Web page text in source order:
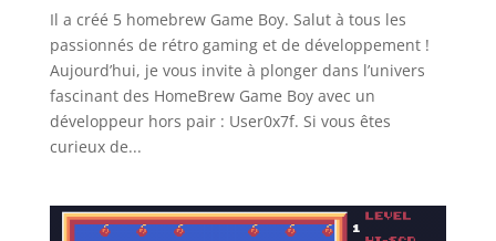
Il a créé 5 homebrew Game Boy. Salut à tous les
passionnés de rétro gaming et de développement !
Aujourd’hui, je vous invite à plonger dans l’univers
fascinant des HomeBrew Game Boy avec un
développeur hors pair : User0x7f. Si vous êtes
curieux de...